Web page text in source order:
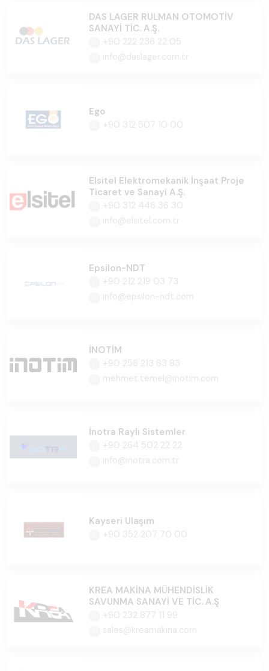
DAS LAGER RULMAN OTOMOTİV
SANAYİ TİC. A.Ş.
+90 222 236 22 05
info@daslager.com.tr
Ego
+90 312 507 10 00
Elsitel Elektromekanik İnşaat Proje
Ticaret ve Sanayi A.Ş.
+90 312 446 36 30
info@elsitel.com.tr
Epsilon-NDT
+90 212 219 03 73
info@epsilon-ndt.com
İNOTİM
+90 256 213 83 83
mehmet.temel@inotim.com
İnotra Raylı Sistemler
+90 264 502 22 22
info@inotra.com.tr
Kayseri Ulaşım
+90 352 207 70 00
KREA MAKİNA MÜHENDİSLİK
SAVUNMA SANAYİ VE TİC. A.Ş
+90 232 877 11 99
sales@kreamakina.com